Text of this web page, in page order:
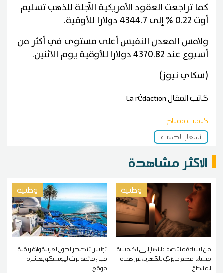
كما تراجعت العقود الأمريكية الآجلة للذهب تسليم
أوت 0.22 % إلى 4344.7 دولارا للأوقية.
ولامس المعدن النفيس أعلى مستوى ⁠⁠في أكثر من
أسبوع عند 4370.82 دولارا للأوقية يوم الاثنين.
(سكاي نيوز)
كاتب المقالLa rédaction
كلمات مفتاح
أسعار الذهب
الاكثر مشاهدة
وطنية
من الساعة منتصف النهار إلى الخامسة
مساء.. قطع دوري للكهرباء عن هذه
المناطق
وطنية
تونس تتصدر الدول العربية والإفريقية
في قائمة تراث اليونسكو بعشرة
مواقع